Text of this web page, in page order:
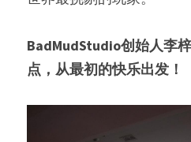
BadMudStudio创始人李
点，从最初的快乐出发！